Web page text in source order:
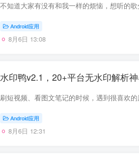
Android应用
8月6日 13:08
水印鸭v2.1，20+平台无水印解析
Android应用
8月6日 12:31